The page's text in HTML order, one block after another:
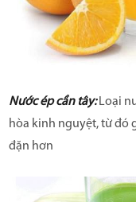
Nước ép cần tây:Loại
hòa kinh nguyệt, từ đó
đặn hơn